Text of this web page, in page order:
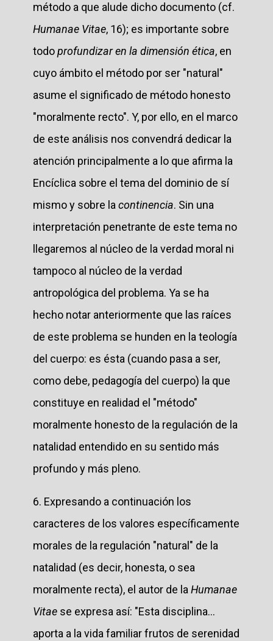
método a que alude dicho documento (cf.
Humanae Vitae, 16); es importante sobre
todoprofundizar en la dimensión ética, en
cuyo ámbito el método por ser "natural"
asume el significado de método honesto
"moralmente recto". Y, por ello, en el marco
de este análisis nos convendrá dedicar la
atención principalmente a lo que afirma la
Encíclica sobre el tema del dominio de sí
mismo y sobre la continencia. Sin una
interpretación penetrante de este tema no
llegaremos al núcleo de la verdad moral ni
tampoco al núcleo de la verdad
antropológica del problema. Ya se ha
hecho notar anteriormente que las raíces
de este problema se hunden en la teología
del cuerpo: es ésta (cuando pasa a ser,
como debe, pedagogía del cuerpo) la que
constituye en realidad el "método"
moralmente honesto de la regulación de la
natalidad entendido en su sentido más
profundo y más pleno.
6. Expresando a continuación los
caracteres de los valores específicamente
morales de la regulación "natural" de la
natalidad (es decir, honesta, o sea
moralmente recta), el autor de la Humanae
Vitae se expresa así: "Esta disciplina...
aporta a la vida familiar frutos de serenidad